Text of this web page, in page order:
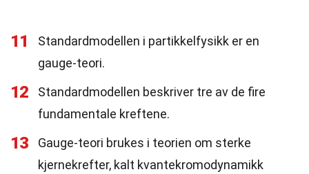
11
Standardmodellen i partikkelfysikk er en
gauge-teori.
12
Standardmodellen beskriver tre av de fire
fundamentale kreftene.
13
Gauge-teori brukes i teorien om sterke
kjernekrefter, kalt kvantekromodynamikk